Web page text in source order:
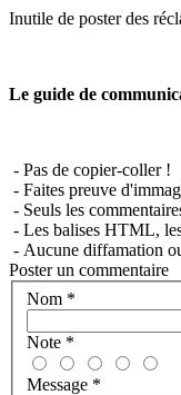
Inutile de poster des
Le guide de
- Pas de copier-coller !
- Faites preuve
- Seuls les
- Les balises HTML,
- Aucune diffamation
Poster un commentaire
Nom *
Note *
Message *